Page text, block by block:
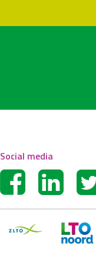
Social media